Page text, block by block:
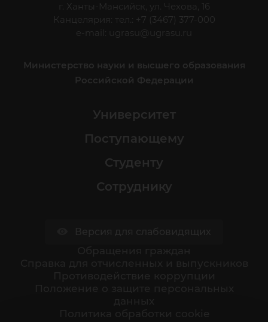
г. Ханты-Мансийск, ул. Чехова, 16
Канцелярия: тел.: +7 (3467) 377-000
e-mail:
ugrasu@ugrasu.ru
Министерство науки и высшего образования
Российской Федерации
Университет
Поступающему
Студенту
Сотруднику